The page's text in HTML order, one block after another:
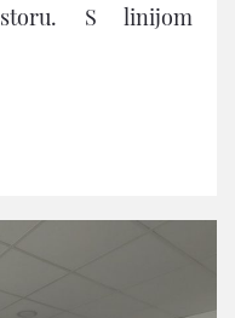
S linijom